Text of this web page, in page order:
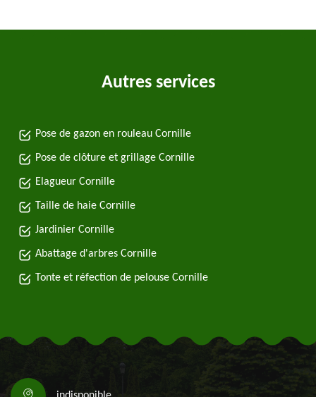
Autres services
Pose de gazon en rouleau Cornille
Pose de clôture et grillage Cornille
Elagueur Cornille
Taille de haie Cornille
Jardinier Cornille
Abattage d'arbres Cornille
Tonte et réfection de pelouse Cornille